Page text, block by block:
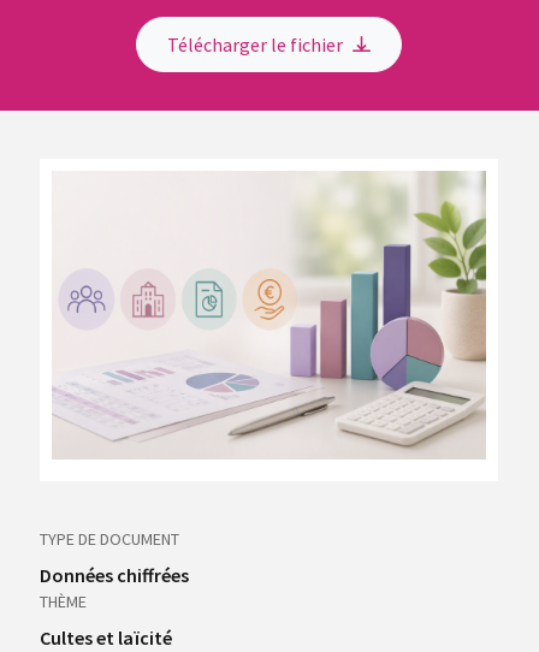
Télécharger le fichier
TYPE DE DOCUMENT
Données chiffrées
THÈME
Cultes et laïcité